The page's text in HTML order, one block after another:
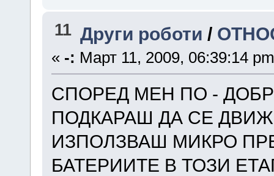
11 Други роботи /
« -: Март 11, 2009, 06:39:14
СПОРЕД МЕН ПО -
ПОДКАРАШ ДА СЕ
ИЗПОЛЗВАШ МИКРО
БАТЕРИИТЕ В ТОЗИ